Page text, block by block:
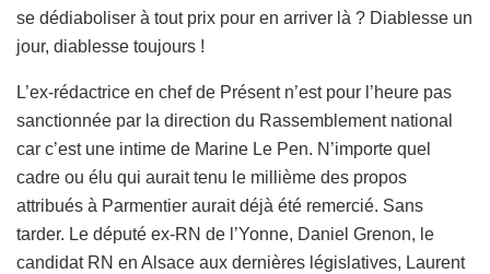
se dédiaboliser à tout prix pour en arriver là ? Diablesse un
jour, diablesse toujours !
L’ex-rédactrice en chef de Présent n’est pour l’heure pas
sanctionnée par la direction du Rassemblement national
car c’est une intime de Marine Le Pen. N’importe quel
cadre ou élu qui aurait tenu le millième des propos
attribués à Parmentier aurait déjà été remercié. Sans
tarder. Le député ex-RN de l’Yonne, Daniel Grenon, le
candidat RN en Alsace aux dernières législatives, Laurent